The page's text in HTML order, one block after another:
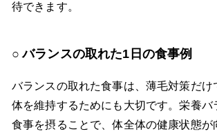
待できます。
バランスの取れた1日の食事例
バランスの取れた食事は、薄毛対策だけ
体を維持するためにも大切です。栄養バ
食事を摂ることで、体全体の健康状態が